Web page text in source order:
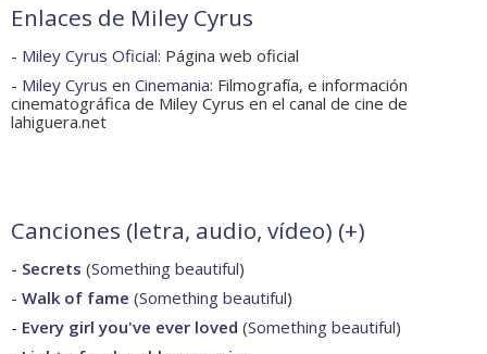
Enlaces de Miley Cyrus
- Miley Cyrus Oficial: Página web oficial
- Miley Cyrus en Cinemania: Filmografía, e información
cinematográfica de Miley Cyrus en el canal de cine de
lahiguera.net
Canciones (letra, audio, vídeo) (+)
- Secrets (Something beautiful)
- Walk of fame (Something beautiful)
- Every girl you've ever loved (Something beautiful)